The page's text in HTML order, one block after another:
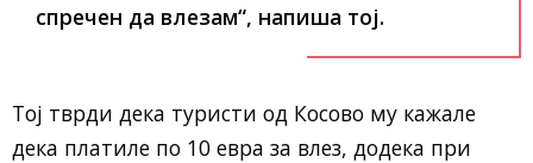
спречен да влезам“, напиша тој.
Тој тврди дека туристи од Косово му кажале
дека платиле по 10 евра за влез, додека при